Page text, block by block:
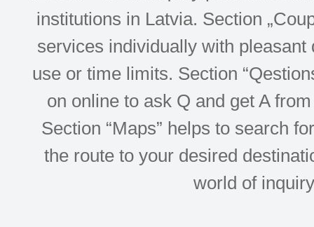
institutions in Latvia. Section
services individually with
use or time limits. Section
on online to ask Q and get A
Section “Maps” helps to search
the route to your desired
world of